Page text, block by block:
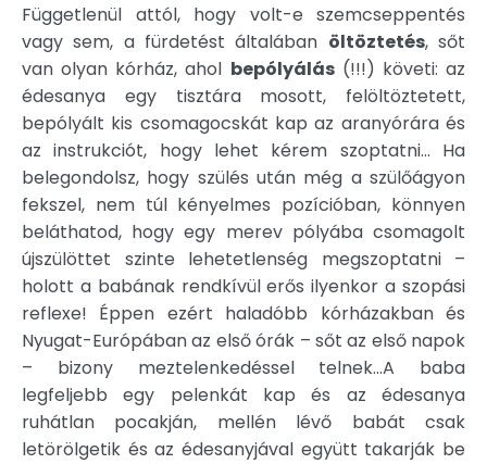
Függetlenül attól, hogy volt-e szemcseppentés
vagy sem, a fürdetést általában öltöztetés, sőt
van olyan kórház, ahol bepólyálás(!!!) követi: az
édesanya egy tisztára mosott, felöltöztetett,
bepólyált kis csomagocskát kap az aranyórára és
az instrukciót, hogy lehet kérem szoptatni… Ha
belegondolsz, hogy szülés után még a szülőágyon
fekszel, nem túl kényelmes pozícióban, könnyen
beláthatod, hogy egy merev pólyába csomagolt
újszülöttet szinte lehetetlenség megszoptatni –
holott a babának rendkívül erős ilyenkor a szopási
reflexe! Éppen ezért haladóbb kórházakban és
Nyugat-Európában az első órák – sőt az első napok
– bizony meztelenkedéssel telnek…A baba
legfeljebb egy pelenkát kap és az édesanya
ruhátlan pocakján, mellén lévő babát csak
letörölgetik és az édesanyjával együtt takarják be